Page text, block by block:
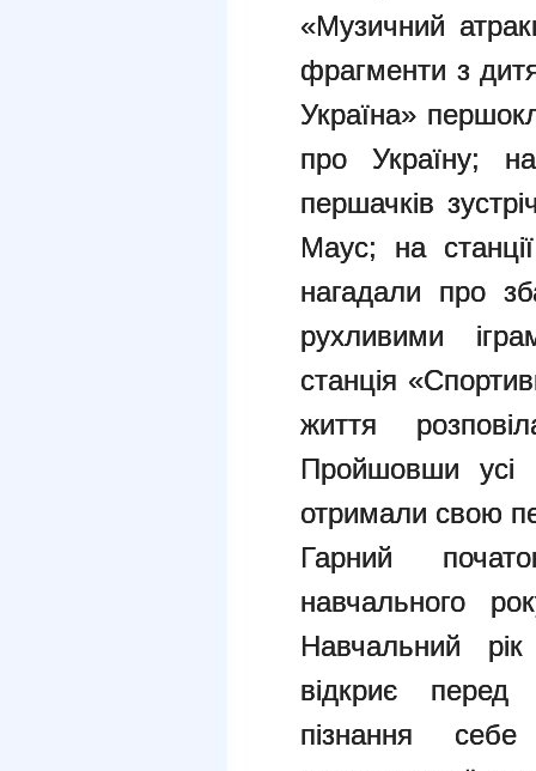
«Музичний
фрагменти з
Україна»
про Україну;
першачків
Маус; на
нагадали про
рухливими
станція
життя
Пройшовши усі
отримали свою
Гарний
навчального
Навчальний
відкриє перед
пізнання